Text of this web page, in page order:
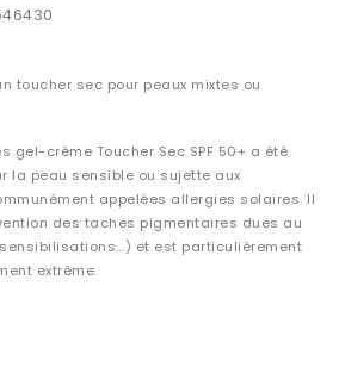
toucher sec pour peaux mixtes ou
gel-crème Toucher Sec SPF 50+ a été
la peau sensible ou sujette aux
appelées allergies solaires. Il
des taches pigmentaires dues au
et est particulièrement
extrême.